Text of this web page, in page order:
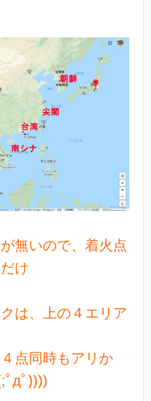
無いので、着火点
け
は、上の４エリア
点同時もアリか
ﾟ))))